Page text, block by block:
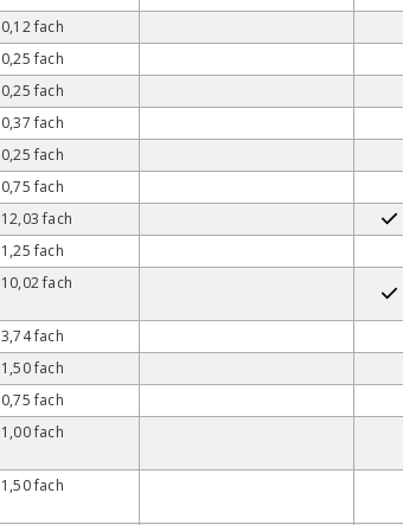
0,12 fach
0,25 fach
0,25 fach
0,37 fach
0,25 fach
0,75 fach
12,03 fach
1,25 fach
10,02 fach
3,74 fach
1,50 fach
0,75 fach
1,00 fach
1,50 fach